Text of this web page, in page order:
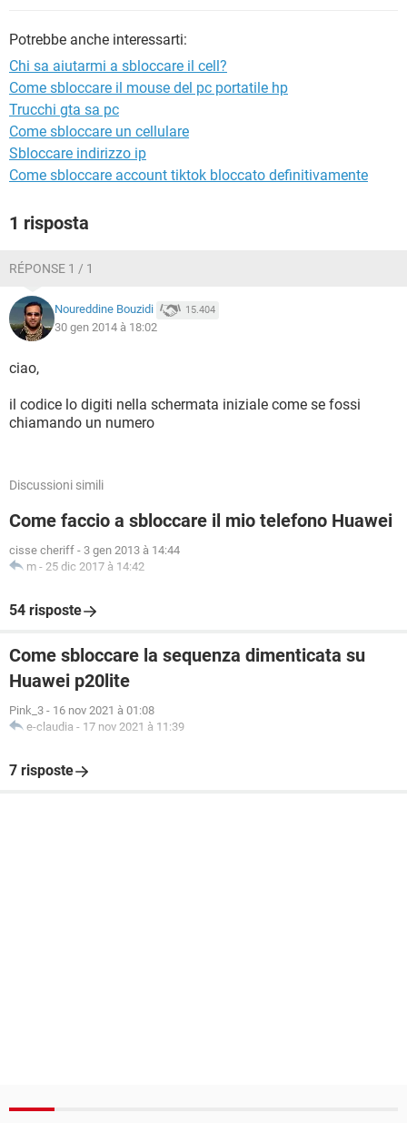
Potrebbe anche interessarti:
Chi sa aiutarmi a sbloccare il cell?
Come sbloccare il mouse del pc portatile hp
Trucchi gta sa pc
Come sbloccare un cellulare
Sbloccare indirizzo ip
Come sbloccare account tiktok bloccato definitivamente
1 risposta
RÉPONSE 1 / 1
Noureddine Bouzidi 15.404
30 gen 2014 à 18:02
ciao,
il codice lo digiti nella schermata iniziale come se fossi
chiamando un numero
Discussioni simili
Come faccio a sbloccare il mio telefono Huawei
cisse cheriff - 3 gen 2013 à 14:44
m - 25 dic 2017 à 14:42
54 risposte
Come sbloccare la sequenza dimenticata su
Huawei p20lite
Pink_3 - 16 nov 2021 à 01:08
e-claudia - 17 nov 2021 à 11:39
7 risposte